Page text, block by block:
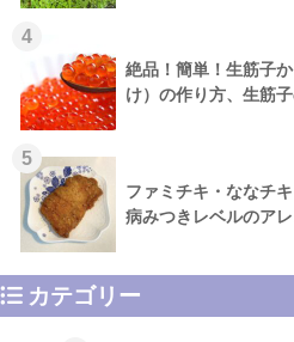
4
絶品！簡単！生筋子
け）の作り方、生筋
5
ファミチキ・ななチ
病みつきレベルのア
カテゴリー